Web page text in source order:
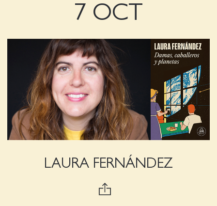
7 OCT
LAURA FERNÁNDEZ